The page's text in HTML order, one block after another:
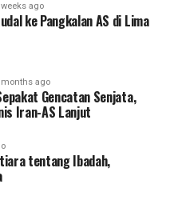
weeks ago
ke Pangkalan AS di Lima
months ago
Gencatan Senjata,
Iran-AS Lanjut
tentang Ibadah,